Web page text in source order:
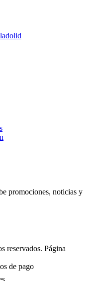
promociones, noticias y
reservados. Página